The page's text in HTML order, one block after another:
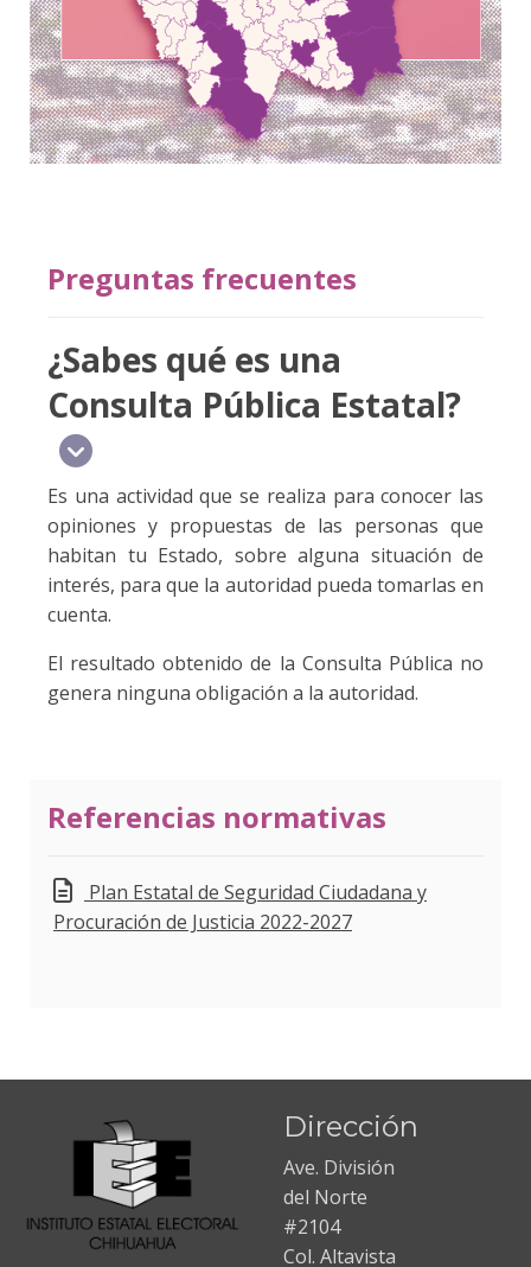
Preguntas frecuentes
¿Sabes qué es una
Consulta Pública Estatal?
Es una actividad que se realiza para conocer las
opiniones y propuestas de las personas que
habitan tu Estado, sobre alguna situación de
interés, para que la autoridad pueda tomarlas en
cuenta.
El resultado obtenido de la Consulta Pública no
genera ninguna obligación a la autoridad.
Referencias normativas
Plan Estatal de Seguridad Ciudadana y
Procuración de Justicia 2022-2027
Dirección
Ave. División
del Norte
#2104
Col. Altavista